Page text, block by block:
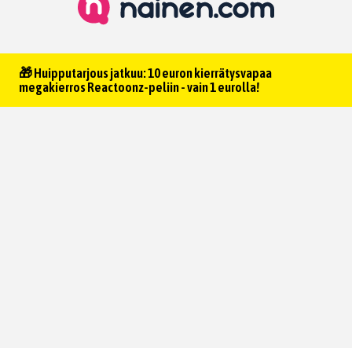
🎁 Huipputarjous jatkuu: 10 euron kierrätysvapaa
megakierros Reactoonz-peliin - vain 1 eurolla!